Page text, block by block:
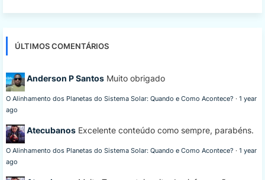
ÚLTIMOS COMENTÁRIOS
Anderson P Santos Muito obrigado
O Alinhamento dos Planetas do Sistema Solar: Quando e Como Acontece? · 1 year
ago
Atecubanos Excelente conteúdo como sempre, parabéns.
O Alinhamento dos Planetas do Sistema Solar: Quando e Como Acontece? · 1 year
ago